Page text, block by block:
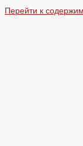
Перейти к